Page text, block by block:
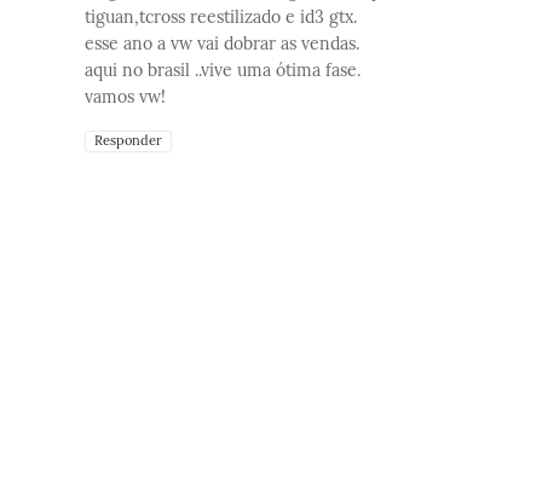
tiguan,tcross reestilizado e id3 gtx.
esse ano a vw vai dobrar as vendas.
aqui no brasil ..vive uma ótima fase.
vamos vw!
Responder